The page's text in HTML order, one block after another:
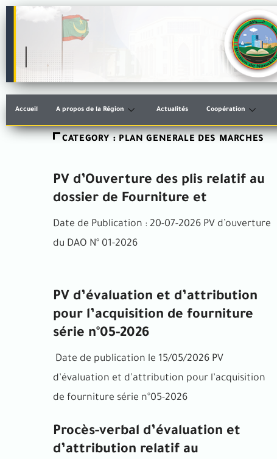
Accueil A propos de la Région Actualités Coopération
CATEGORY : PLAN GENERALE DES MARCHES
PV d’Ouverture des plis relatif au
dossier de Fourniture et
Date de Publication : 20-07-2026 PV d’ouverture
du DAO N° 01-2026
PV d’évaluation et d’attribution
pour l’acquisition de fourniture
série n°05-2026
Date de publication le 15/05/2026 PV
d’évaluation et d’attribution pour l’acquisition
de fourniture série n°05-2026
Procès-verbal d’évaluation et
d’attribution relatif au